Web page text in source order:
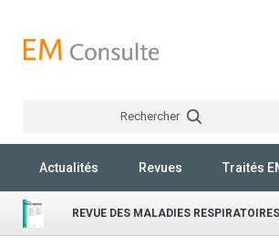
Rechercher
Actualités Revues Traités
REVUE DES MALADIES RESPIRATOIRES